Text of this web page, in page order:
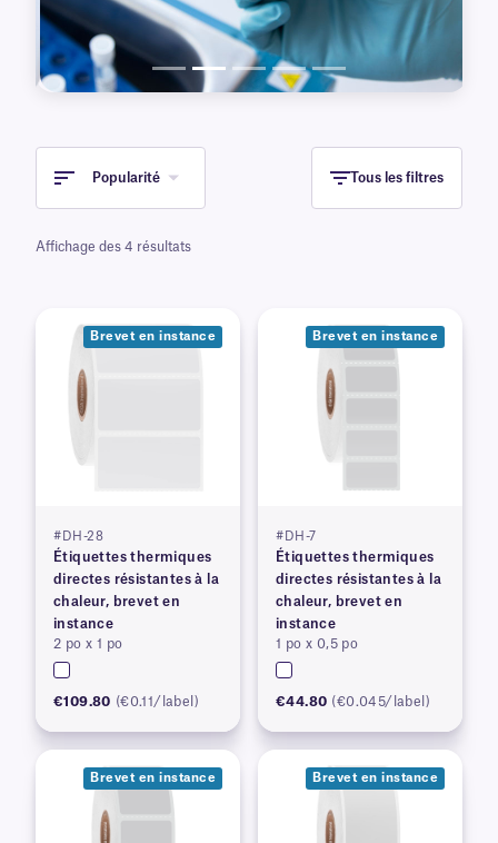
Popularité Tous les filtres
Affichage des 4 résultats
Brevet en instance
#DH-28
Étiquettes thermiques
directes résistantes à la
chaleur, brevet en
instance
2 po x 1 po
€109.80 (€0.11/label)
Brevet en instance
#DH-7
Étiquettes thermiques
directes résistantes à la
chaleur, brevet en
instance
1 po x 0,5 po
€44.80 (€0.045/label)
Brevet en instance Brevet en instance